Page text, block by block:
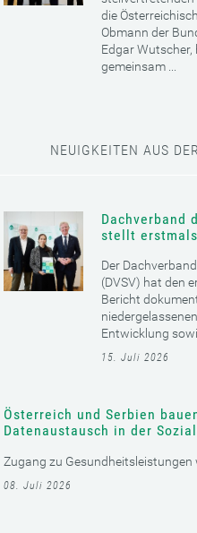
die
Obmann der
Edgar
gemeinsam ...
NEUIGKEITEN AUS
Dachverband
stellt
Der
(DVSV) hat den
Bericht
Entwicklung
15. Juli 2026
Österreich und Serbien
Datenaustausch in der
Zugang zu
08. Juli 2026